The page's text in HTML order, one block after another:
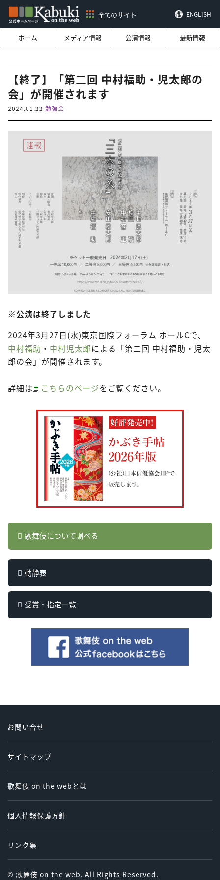
全てのサイト ENGLISH
ホーム メディア情報 公演情報 最新情報
【終了】「第二回 中村福助・児太郎の
会」が開催されます
2024.01.22 勉強会
※公演は終了しました
2024年3月27日(水)東京国際フォーラム ホールCで、
中村福助 ・ 中村児太郎による「第二回 中村福助・児太
郎の会」が開催されます。
詳細は こちらのページをご覧ください。
歌舞伎について調べる
動静表
受賞・指定一覧
お問い合せ
サイトマップ
歌舞伎 on the webとは
個人情報保護方針
リンク集
© 歌舞伎 on the web. All Rights Reserved.